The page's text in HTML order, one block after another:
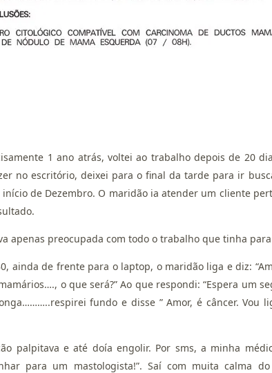
1 ano atrás, voltei ao trabalho depois de 20
no escritório, deixei para o final da tarde para ir
de Dezembro. O maridão ia atender um cliente
apenas preocupada com todo o trabalho que tinha
ainda de frente para o laptop, o maridão liga e diz:
o que será?” Ao que respondi: “Espera um
fundo e disse ” Amor, é câncer.
palpitava e até doía engolir. Por sms, a minha
para um mastologista!”. Saí com muita calma